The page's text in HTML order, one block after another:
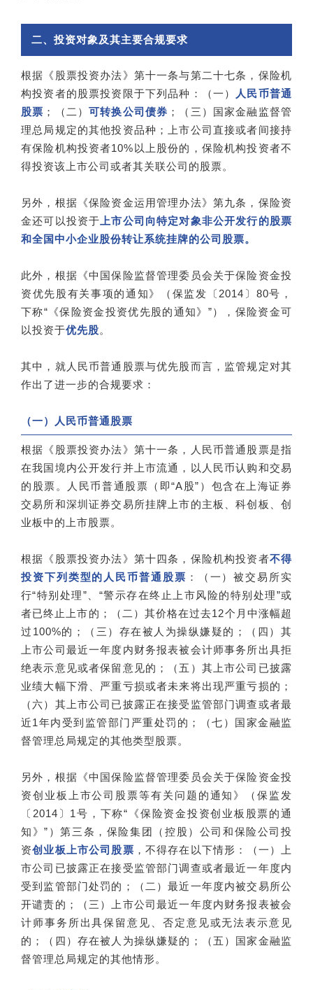
二、投资对象及其主要合规要求
根据《股票投资办法》第十一条与第二十七条，保险机
构投资者的股票投资限于下列品种：（一）
人民币普通
股票 ；（二）可转换公司债券 ；（三）国家金融监督管
理总局规定的其他投资品种；上市公司直接或者间接持
有保险机构投资者10%以上股份的，保险机构投资者不
得投资该上市公司或者其关联公司的股票。
另外，根据《保险资金运用管理办法》第九条，保险资
金还可以投资于 上市公司向特定对象非公开发行的股票
和全国中小企业股份转让系统挂牌的公司股票。
此外，根据《中国保险监督管理委员会关于保险资金投
资优先股有关事项的通知》（保监发〔2014〕80号，
下称“《保险资金投资优先股的通知》”），保险资金可
以投资于优先股。
其中，就人民币普通股票与优先股而言，监管规定对其
作出了进一步的合规要求：
（一）人民币普通股票
根据《股票投资办法》第十一条，人民币普通股票是指
在我国境内公开发行并上市流通，以人民币认购和交易
的股票。人民币普通股票（即“A股”）包含在上海证券
交易所和深圳证券交易所挂牌上市的主板、科创板、创
业板中的上市股票。
根据《股票投资办法》第十四条，保险机构投资者不得
投资下列类型的人民币普通股票 ：（一）被交易所实
行“特别处理”、“警示存在终止上市风险的特别处理”或
者已终止上市的；（二）其价格在过去12个月中涨幅超
过100%的；（三）存在被人为操纵嫌疑的；（四）其
上市公司最近一年度内财务报表被会计师事务所出具拒
绝表示意见或者保留意见的；（五）其上市公司已披露
业绩大幅下滑、严重亏损或者未来将出现严重亏损的；
（六）其上市公司已披露正在接受监管部门调查或者最
近1年内受到监管部门严重处罚的；（七）国家金融监
督管理总局规定的其他类型股票。
另外，根据《中国保险监督管理委员会关于保险资金投
资创业板上市公司股票等有关问题的通知》（保监发
〔2014〕1号，下称“《保险资金投资创业板股票的通
知》”）第三条，保险集团（控股）公司和保险公司投
资创业板上市公司股票 ，不得存在以下情形：（一）上
市公司已披露正在接受监管部门调查或者最近一年度内
受到监管部门处罚的；（二）最近一年度内被交易所公
开谴责的；（三）上市公司最近一年度内财务报表被会
计师事务所出具保留意见、否定意见或无法表示意见
的；（四）存在被人为操纵嫌疑的；（五）国家金融监
督管理总局规定的其他情形。